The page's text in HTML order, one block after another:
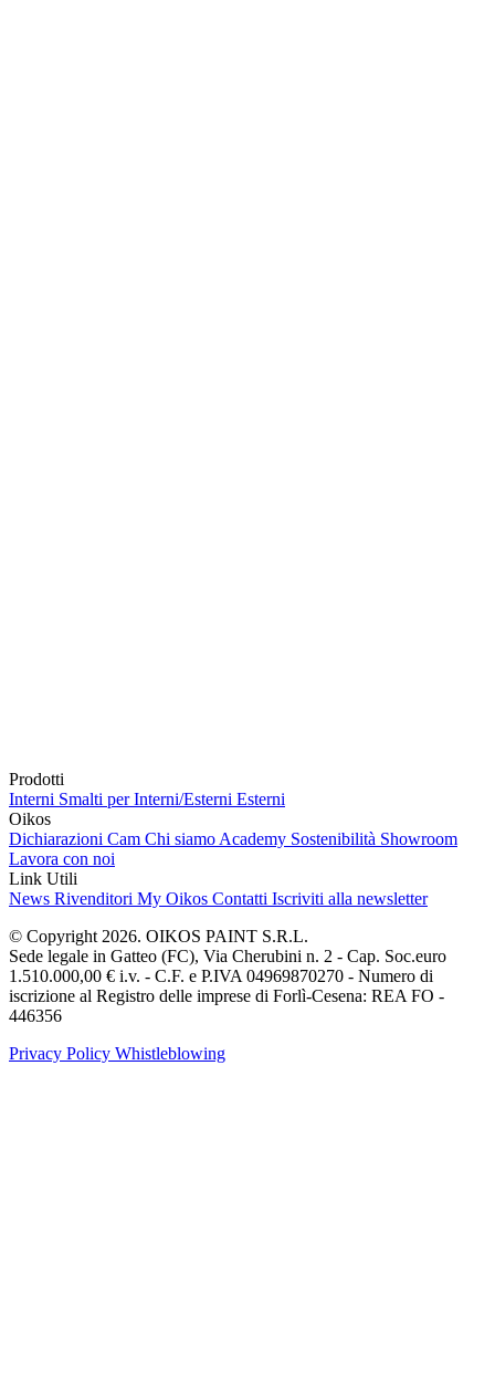
Prodotti
Interni Smalti per Interni/Esterni Esterni
Oikos
Dichiarazioni Cam Chi siamo Academy Sostenibilità Showroom
Lavora con noi
Link Utili
News Rivenditori My Oikos Contatti Iscriviti alla newsletter
© Copyright 2026. OIKOS PAINT S.R.L.
Sede legale in Gatteo (FC), Via Cherubini n. 2 - Cap. Soc.euro
1.510.000,00 € i.v. - C.F. e P.IVA 04969870270 - Numero di
iscrizione al Registro delle imprese di Forlì-Cesena: REA FO -
446356
Privacy Policy Whistleblowing